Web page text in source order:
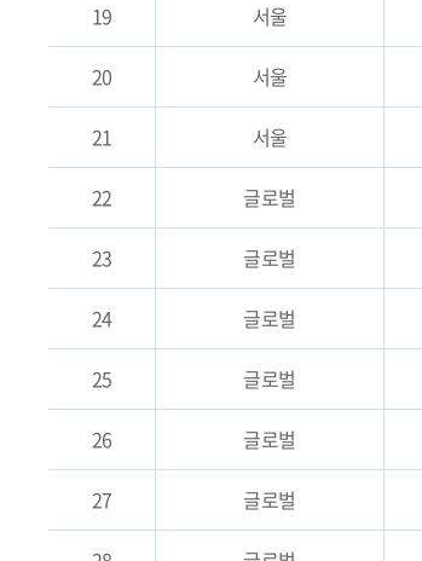
19 서울
20 서울
21 서울
22 글로벌
23 글로벌
24 글로벌
25 글로벌
26 글로벌
27 글로벌